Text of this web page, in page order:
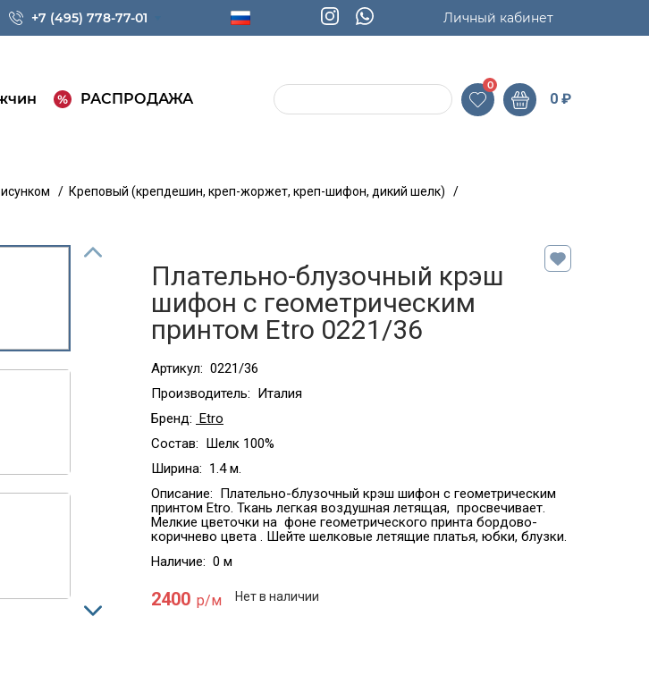
+7 (495) 778-77-01 Личный кабинет
РАСПРОДАЖА
0
0 ₽
/ Креповый (крепдешин, креп-жоржет, креп-шифон, дикий шелк) /
Плательно-блузочный крэш
шифон с геометрическим
принтом Etro 0221/36
Артикул: 0221/36
Производитель: Италия
Бренд: Etro
Состав: Шелк 100%
Ширина: 1.4 м.
Описание: Плательно-блузочный крэш шифон с геометрическим
принтом Etro. Ткань легкая воздушная летящая, просвечивает.
Мелкие цветочки на фоне геометрического принта бордово-
коричнево цвета . Шейте шелковые летящие платья, юбки, блузки.
Наличие: 0 м
2400 р/м Нет в наличии